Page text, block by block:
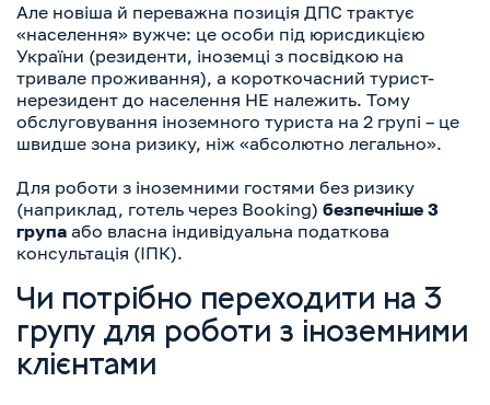
Але новіша й переважна позиція ДПС трактує
«населення» вужче: це особи під юрисдикцією
України (резиденти, іноземці з посвідкою на
тривале проживання), а короткочасний турист-
нерезидент до населення НЕ належить. Тому
обслуговування іноземного туриста на 2 групі – це
швидше зона ризику, ніж «абсолютно легально».
Для роботи з іноземними гостями без ризику
(наприклад, готель через Booking) безпечніше 3
група або власна індивідуальна податкова
консультація (ІПК).
Чи потрібно переходити на 3
групу для роботи з іноземними
клієнтами